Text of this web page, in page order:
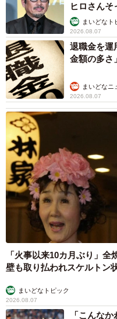
ヒロさんそ
まいどなト
2026.08.07
退職金を運
金額の多さ
まいどなニ
2026.08.07
「火事以来10カ月ぶり」
壁も取り払われスケルトン
まいどなトピック
2026.08.07
「こんな